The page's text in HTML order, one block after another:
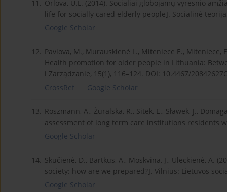
11. Orlova, U.L. (2014). Socialiai globojamų vyresnio
life for socially cared elderly people]. Socialinė
Google Scholar
12. Pavlova, M., Murauskienė L., Miteniece E., Miteniece,
Health promotion for older people in Lithuania:
i Zarządzanie, 15(1), 116–124. DOI: 10.4467/
CrossRef
Google Scholar
13. Roszmann, A., Żuralska, R., Sitek, E., Sławek, J.,
assessment of long term care institutions residents
Google Scholar
14. Skučienė, D., Bartkus, A., Moskvina, J., Uleckienė, A.
society: how are we prepared?]. Vilnius: Lietuvos
Google Scholar